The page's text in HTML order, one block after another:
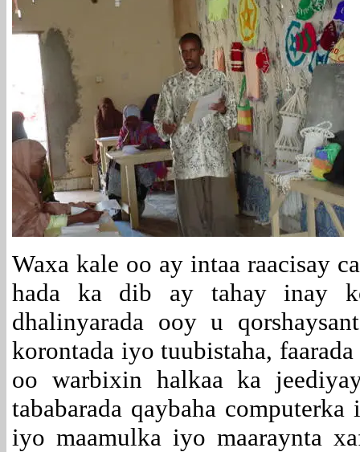
Waxa kale oo ay intaa raacisay
hada ka dib ay tahay inay
dhalinyarada ooy u
korontada iyo tuubistaha,
oo warbixin halkaa ka
tababarada qaybaha
iyo maamulka iyo maaraynta